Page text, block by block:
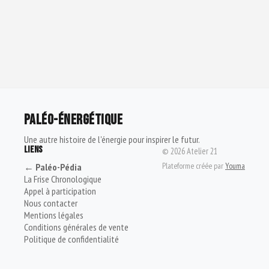
PALÉO-ÉNERGÉTIQUE
Une autre histoire de l'énergie pour inspirer le futur.
LIENS
← Paléo-Pédia
La Frise Chronologique
Appel à participation
Nous contacter
Mentions légales
Conditions générales de vente
Politique de confidentialité
© 2026Atelier 21
Plateforme créée parYouma